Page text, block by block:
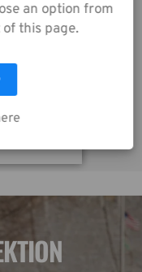
– Grauan option from
this page.